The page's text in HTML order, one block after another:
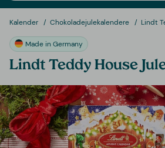
Kalender Chokoladejulekalendere Lindt
Made in Germany
Lindt Teddy House